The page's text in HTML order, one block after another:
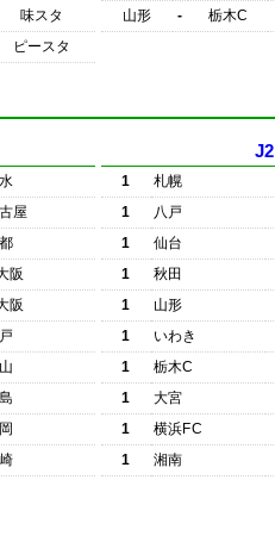
味スタ
ピースタ
山形
- 栃木C
屋
阪
阪
J2
1 札幌
1
八戸
1
仙台
1
秋田
1
山形
1
いわき
1
栃木C
1
大宮
1
横浜FC
1
湘南